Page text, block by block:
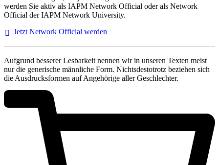
werden Sie aktiv als IAPM Network Official oder als Network
Official der IAPM Network University.
Jetzt Network Official werden
Aufgrund besserer Lesbarkeit nennen wir in unseren Texten meist
nur die generische männliche Form. Nichtsdestotrotz beziehen sich
die Ausdrucksformen auf Angehörige aller Geschlechter.